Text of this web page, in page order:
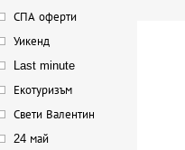
СПА оферти
Уикенд
Last minute
Екотуризъм
Свети Валентин
24 май